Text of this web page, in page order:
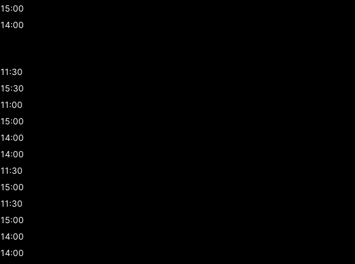
15:00
14:00
11:30
15:30
11:00
15:00
14:00
14:00
11:30
15:00
11:30
15:00
14:00
14:00